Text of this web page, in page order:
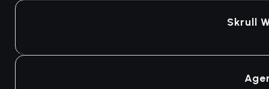
Skrull